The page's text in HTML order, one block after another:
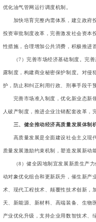
优化油气管网运行调度机制。
加快培育完整内需体系，建立政府投
投资审批制度改革，完善激发社会资本
性措施，合理增加公共消费，积极推进
（7）完善市场经济基础制度。完善
露制度，构建商业秘密保护制度。对侵
护，防止和纠正利用行政、刑事手段干
完善市场准入制度，优化新业态新领
人破产制度，推进企业注销配套改革
三、健全推动经济高质量发展体制
高质量发展是全面建设社会主义现代
质量发展激励约束机制，塑造发展新动
（8）健全因地制宜发展新质生产力
动对象优化组合和更新跃升，催生新产
术、现代工程技术、颠覆性技术创新，
天、新能源、新材料、高端装备、生物
产业优化升级，支持企业用数智技术、